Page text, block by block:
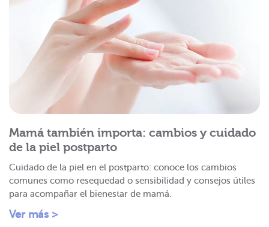
Mamá también importa: cambios y cuidado
de la piel postparto
Cuidado de la piel en el postparto: conoce los cambios
comunes como resequedad o sensibilidad y consejos útiles
para acompañar el bienestar de mamá.
Ver más >